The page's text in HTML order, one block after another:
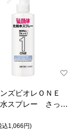
ズビオレＯＮＥ
スプレー さっぱ
込1,066円)